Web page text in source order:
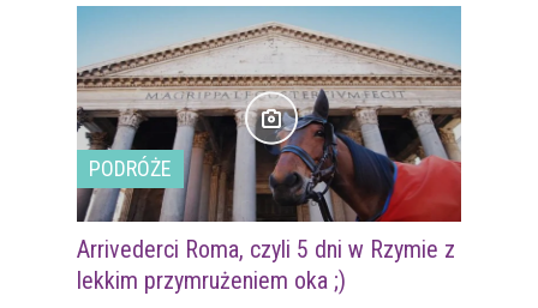
PODRÓŻE
Arrivederci Roma, czyli 5 dni w Rzymie z
lekkim przymrużeniem oka ;)